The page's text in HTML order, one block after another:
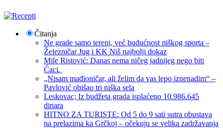
Čitanja
Ne grade samo tereni, već budućnost niškog sporta –
Železničar Jug i KK Niš najbolji dokaz
Mile Ristović: Danas nema ničeg jadnijeg nego biti
Ćaci.
„Nisam mađioničar, ali želim da vas lepo iznenadim“ –
Pavlović obišao tri niška sela
Leskovac; Iz budžeta grada isplaćeno 10.986.645
dinara
HITNO ZA TURISTE: Od 5 do 9 sati sutra obustava
na prelazima ka Grčkoj – očekuju se velika zadržavanja